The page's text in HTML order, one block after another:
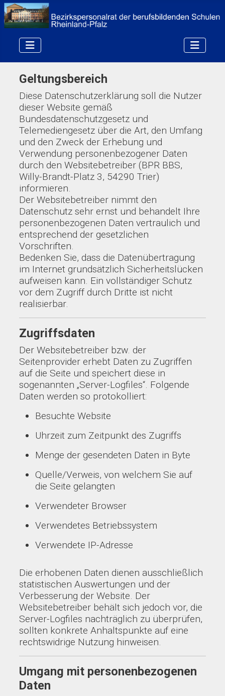
Geltungsbereich
Diese Datenschutzerklärung soll die Nutzer
dieser Website gemäß
Bundesdatenschutzgesetz und
Telemediengesetz über die Art, den Umfang
und den Zweck der Erhebung und
Verwendung personenbezogener Daten
durch den Websitebetreiber (BPR BBS,
Willy-Brandt-Platz 3, 54290 Trier)
informieren.
Der Websitebetreiber nimmt den
Datenschutz sehr ernst und behandelt Ihre
personenbezogenen Daten vertraulich und
entsprechend der gesetzlichen
Vorschriften.
Bedenken Sie, dass die Datenübertragung
im Internet grundsätzlich Sicherheitslücken
aufweisen kann. Ein vollständiger Schutz
vor dem Zugriff durch Dritte ist nicht
realisierbar.
Zugriffsdaten
Der Websitebetreiber bzw. der
Seitenprovider erhebt Daten zu Zugriffen
auf die Seite und speichert diese in
sogenannten „Server-Logfiles“. Folgende
Daten werden so protokolliert:
Besuchte Website
Uhrzeit zum Zeitpunkt des Zugriffs
Menge der gesendeten Daten in Byte
Quelle/Verweis, von welchem Sie auf
die Seite gelangten
Verwendeter Browser
Verwendetes Betriebssystem
Verwendete IP-Adresse
Die erhobenen Daten dienen ausschließlich
statistischen Auswertungen und der
Verbesserung der Website. Der
Websitebetreiber behält sich jedoch vor, die
Server-Logfiles nachträglich zu überprüfen,
sollten konkrete Anhaltspunkte auf eine
rechtswidrige Nutzung hinweisen.
Umgang mit personenbezogenen
Daten